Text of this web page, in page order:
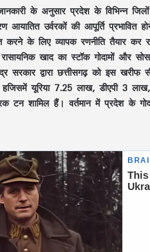
के अनुसार प्रदेश के विभिन्न
आयातित उर्वरकों की आपूर्ति
करने के लिए व्यापक रणनीति तैयार
खाद का स्टॉक गोदामों और
सरकार द्वारा छत्तीसगढ़ को इस
यूरिया 7.25 लाख, डीएपी 3
टन शामिल हैं। वर्तमान में प्रदेश के